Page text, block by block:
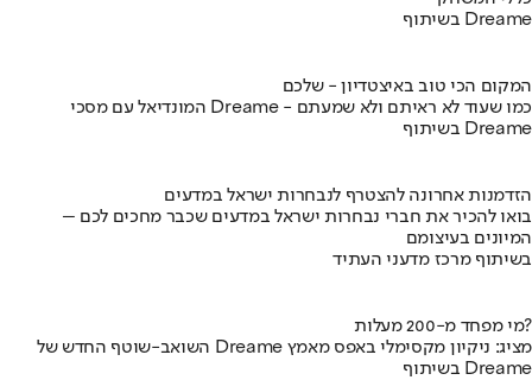
בשיתוף Dreame
המקום הכי טוב באיצטדיון - שלכם
המונדיאל עם מסכי Dreame - כמו שעוד לא ראיתם ולא שמעתם
בשיתוף Dreame
הזדמנות אחרונה להצטרף לנבחרות ישראל במדעים
בואו להכיר את חברי נבחרות ישראל במדעים שכבר מחכים לכם –
המיונים בעיצומם
בשיתוף מרכז מדעני העתיד
מי מפחד מ-200 מעלות?
השואב-שוטף החדש של Dreame מציג: ניקיון מקסימלי באפס מאמץ
בשיתוף Dreame